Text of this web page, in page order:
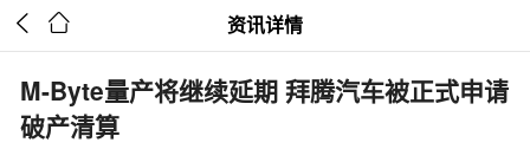
  资讯详情
M-Byte量产将继续延期 拜腾汽车被正式申请
破产清算